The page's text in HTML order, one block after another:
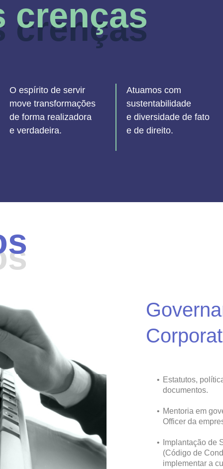
crenças
crenças
O espírito de servir
move transformações
de forma realizadora
e verdadeira.
Atuamos com
sustentabilidade
e diversidade de fato
e de direito.
Estatutos,
documentos.
Mentoria em
Officer da
Implantação de
(Código de
implementar a